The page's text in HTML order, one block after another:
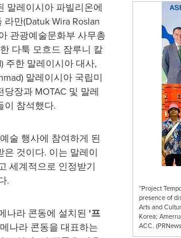
“Project
presence of
Arts and
Korea;
ACC.
말레이시아 파빌리온에
만(Datuk Wira Roslan
관광예술문화부 사무총
다툭 모흐드 잠루니 칼
주한 말레이시아 대사,
말레이시아 국립미
장과 MOTAC 및 말레
이 참석했다.
술 행사에 참여하게 된
것이다. 이는 말레이
세계적으로 인정받기
.
나라 콘동에 설치된 '프
나라 콘동을 대표하는